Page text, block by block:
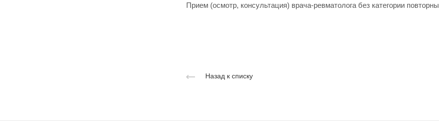
Прием (осмотр, консультация) врача-ревматолога без категории
Назад к списку